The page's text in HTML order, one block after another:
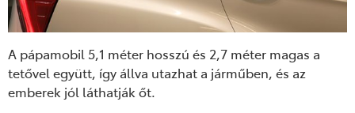
A pápamobil 5,1 méter hosszú és 2,7 méter magas a
tetővel együtt, így állva utazhat a járműben, és az
emberek jól láthatják őt.